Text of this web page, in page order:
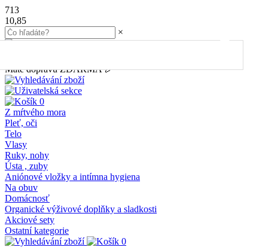
713
10,85
×
Máte dopravu ZDARMA 🎉
0
Z mŕtvého mora
Pleť, oči
Telo
Vlasy
Ruky, nohy
Ústa , zuby
Aniónové vložky a intímna hygiena
Na obuv
Domácnosť
Organické výživové doplňky a sladkosti
Akciové sety
Ostatní kategorie
0